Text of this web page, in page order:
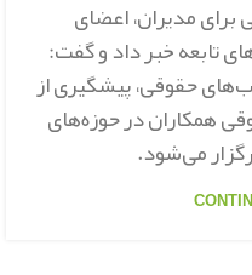
مدیران، اعضای
تابعه خبر داد و گفت:
حقوقی، پیشگیری از
همکاران در حوزه‌های
می‌شود.